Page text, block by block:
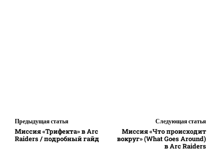
Предыдущая статья
Миссия «Трифекта» в Arc
Raiders / подробный гайд
Следующая статья
Миссия «Что происходит
вокруг» (What Goes Around)
в Arc Raiders